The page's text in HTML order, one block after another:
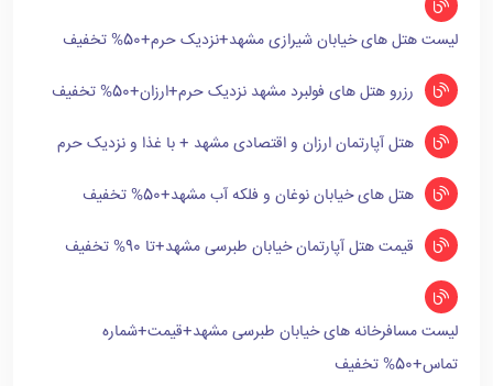
لیست هتل های خیابان شیرازی مشهد+نزدیک حرم+50% تخفیف
رزرو هتل های فولبرد مشهد نزدیک حرم+ارزان+50% تخفیف
هتل آپارتمان ارزان و اقتصادی مشهد + با غذا و نزدیک حرم
هتل های خیابان نوغان و فلکه آب مشهد+50% تخفیف
قیمت هتل آپارتمان خیابان طبرسی مشهد+تا 90% تخفیف
لیست مسافرخانه های خیابان طبرسی مشهد+قیمت+شماره
تماس+50% تخفیف